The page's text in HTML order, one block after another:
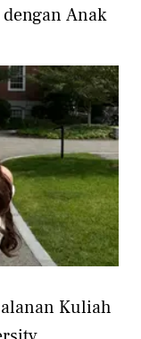
Anak
Kuliah